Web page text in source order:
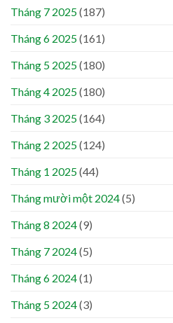
Tháng 7 2025(187)
Tháng 6 2025(161)
Tháng 5 2025(180)
Tháng 4 2025(180)
Tháng 3 2025(164)
Tháng 2 2025(124)
Tháng 1 2025(44)
Tháng mười một 2024(5)
Tháng 8 2024(9)
Tháng 7 2024(5)
Tháng 6 2024(1)
Tháng 5 2024(3)